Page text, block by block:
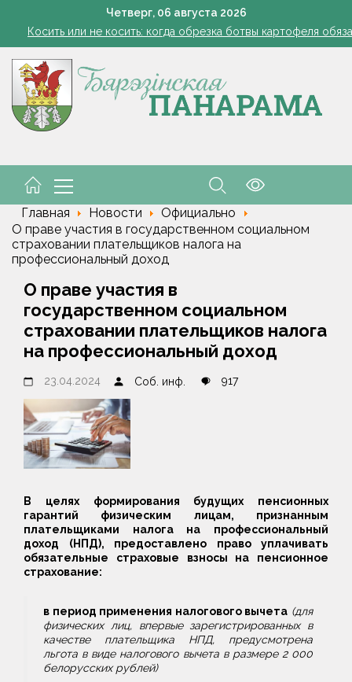
Четверг, 06 августа 2026
Семинар-совещание по охране труда профсоюза
Косить или не косить: когда обрезка ботвы картофеля
Включаем фары и продолжаем жать
расходы на проезд, если у работника нет
Семинар-совещание по охране труда профсоюза
Главная Новости
Официально
О праве участия в государственном социальном
страховании плательщиков налога на
профессиональный доход
О праве участия в
государственном социальном
страховании плательщиков налога
на профессиональный доход
23.04.2024 Соб. инф. 917
В целях формирования будущих пенсионных
гарантий физическим лицам, признанным
плательщиками налога на профессиональный
доход (НПД), предоставлено право уплачивать
обязательные страховые взносы на пенсионное
страхование:
в период применения налогового вычета (для
физических лиц, впервые зарегистрированных в
качестве плательщика НПД, предусмотрена
льгота в виде налогового вычета в размере 2 000
белорусских рублей)